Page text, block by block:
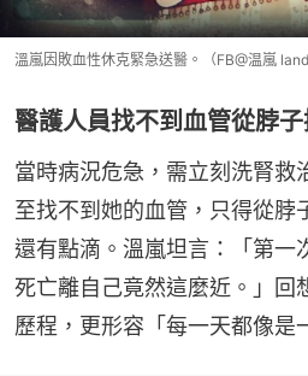
溫嵐因敗血性休克緊急送醫。（FB@温嵐
醫護人員找不到血管從脖
當時病況危急，需立刻洗腎救
至找不到她的血管，只得從脖
還有點滴。溫嵐坦言：「第一
死亡離自己竟然這麼近。」回
歷程，更形容「每一天都像是